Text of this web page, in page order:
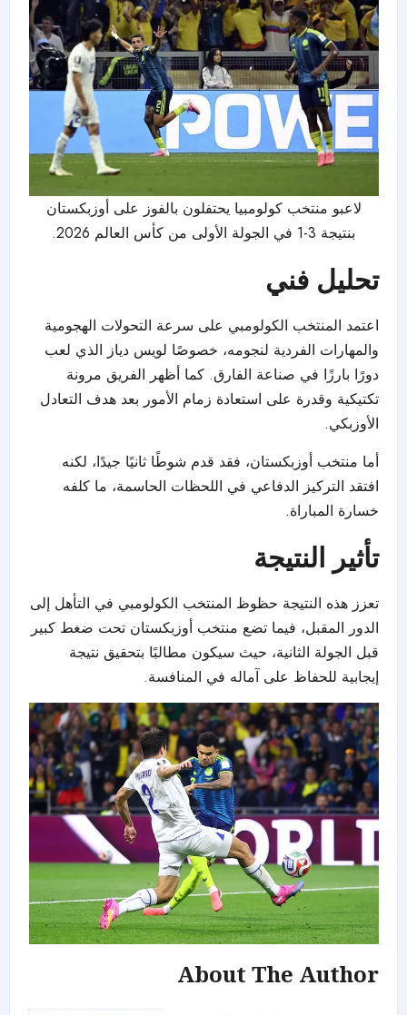
لاعبو منتخب كولومبيا يحتفلون بالفوز على أوزبكستان
بنتيجة 3-1 في الجولة الأولى من كأس العالم 2026.
تحليل فني
اعتمد المنتخب الكولومبي على سرعة التحولات الهجومية
والمهارات الفردية لنجومه، خصوصًا لويس دياز الذي لعب
دورًا بارزًا في صناعة الفارق. كما أظهر الفريق مرونة
تكتيكية وقدرة على استعادة زمام الأمور بعد هدف التعادل
الأوزبكي.
أما منتخب أوزبكستان، فقد قدم شوطًا ثانيًا جيدًا، لكنه
افتقد التركيز الدفاعي في اللحظات الحاسمة، ما كلفه
خسارة المباراة.
تأثير النتيجة
تعزز هذه النتيجة حظوظ المنتخب الكولومبي في التأهل إلى
الدور المقبل، فيما تضع منتخب أوزبكستان تحت ضغط كبير
قبل الجولة الثانية، حيث سيكون مطالبًا بتحقيق نتيجة
إيجابية للحفاظ على آماله في المنافسة.
About The Author